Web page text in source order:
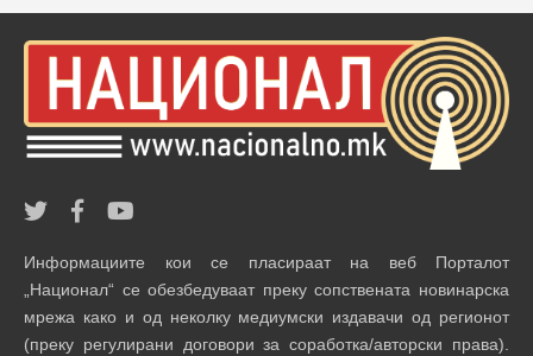
Информациите кои се пласираат на веб Порталот
„Национал“ се обезбедуваат преку сопствената новинарска
мрежа како и од неколку медиумски издавачи од регионот
(преку регулирани договори за соработка/авторски права).